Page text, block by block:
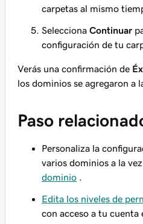
carpetas al mismo
Selecciona Continuar
configuración de tu
Verás una confirmación de
los dominios se agregaron a
Paso
Personaliza la
varios dominios a la
dominio .
Edita los niveles de
con acceso a tu